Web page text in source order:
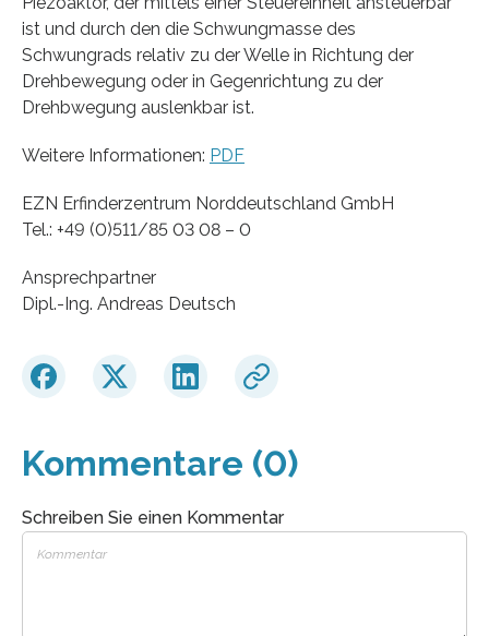
ist und durch den die Schwungmasse des
Schwungrads relativ zu der Welle in Richtung der
Drehbewegung oder in Gegenrichtung zu der
Drehbwegung auslenkbar ist.
Weitere Informationen: PDF
EZN Erfinderzentrum Norddeutschland GmbH
Tel.: +49 (0)511/85 03 08 – 0
Ansprechpartner
Dipl.-Ing. Andreas Deutsch
Kommentare (0)
Schreiben Sie einen Kommentar